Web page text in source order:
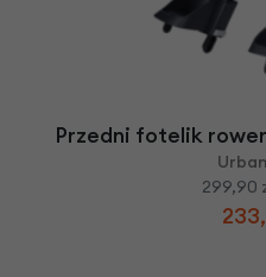
Przedni fotelik
299,90